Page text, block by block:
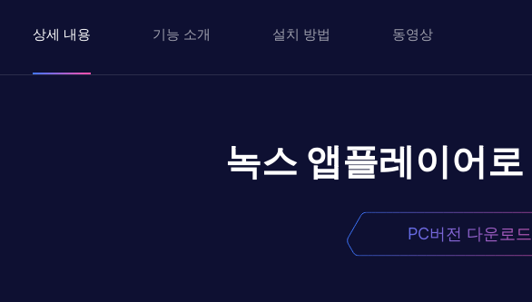
상세 내용 기능 소개 설치 방법 동영상
녹스 앱플레이어로
PC버전 다운로드